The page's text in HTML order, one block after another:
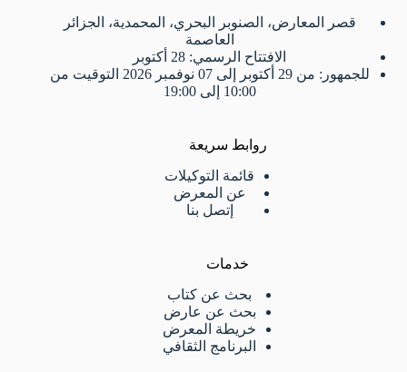
قصر المعارض، الصنوبر البحري، المحمدية، الجزائر
العاصمة
الافتتاح الرسمي: 28 أكتوبر
للجمهور: من 29 أكتوبر إلى 07 نوفمبر 2026 التوقيت من
10:00 إلى 19:00
روابط سريعة
قائمة التوكيلات
عن المعرض
إتصل بنا
خدمات
بحث عن كتاب
بحث عن عارض
خريطة المعرض
البرنامج الثقافي